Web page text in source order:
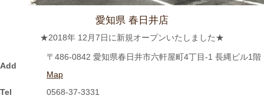
ツを入れたり、薬味皿としてもGOOD★
2024/2/2
愛知県 春日井店
★2018年 12月7日に新規オープンいたしました★
Add
〒486-0842 愛知県春日井市六軒屋町4丁目-1 長縄ビル1階
Map
Tel
0568-37-3331